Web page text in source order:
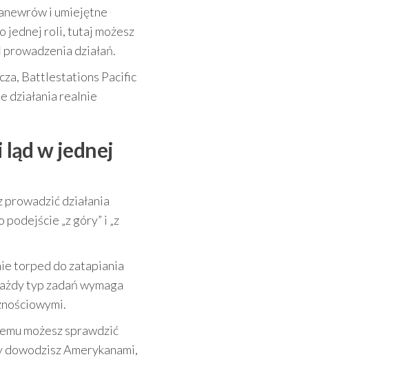
i umiejętne
jednej roli, tutaj możesz
działań.
Battlestations Pacific
działania realnie
w jednej
działania
„z góry” i „z
torped do zatapiania
typ zadań wymaga
możesz sprawdzić
dowodzisz Amerykanami,